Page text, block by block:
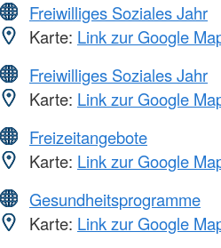
Freiwilliges Soziales Jahr
Karte: Link zur Google
Freiwilliges Soziales Jahr
Karte: Link zur Google
Freizeitangebote
Karte: Link zur Google
Gesundheitsprogramme
Karte: Link zur Google